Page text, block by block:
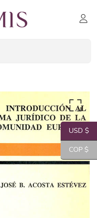
USD $
COP $